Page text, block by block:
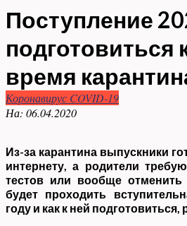
Поступление
подготовиться
время
Коронавирус COVID-19
На: 06.04.2020
Из-за карантина выпускники
интернету, а родители
тестов или вообще отменить
будет проходить
году и как к ней подготовиться,